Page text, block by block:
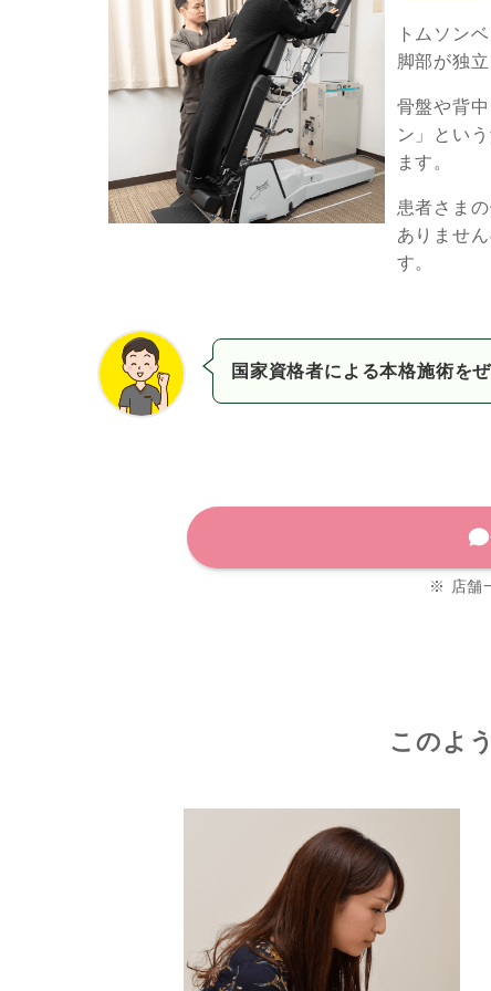
トムソン
脚部が独
骨盤や背
ン」とい
ます。
患者さま
ありません
す。
国家資格者による本格施術を
※ 店舗
このよ